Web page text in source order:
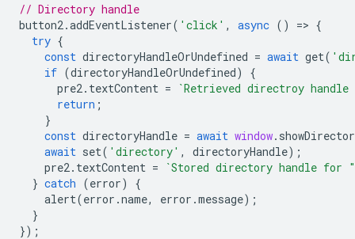
// Directory handle
button2.addEventListener( 'click' , async () => {
try {
const directoryHandleOrUndefined = await get(
if (directoryHandleOrUndefined)
{
pre2. textContent =
`Retrieved directroy
return ;
}
const directoryHandle = await window.
await set( 'directory' , directoryHandle);
pre2. textContent =
`Stored directory handle for "
} catch (error)
{
alert(error .name, error .message);
}
});